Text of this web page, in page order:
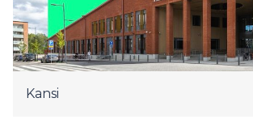
Kansi